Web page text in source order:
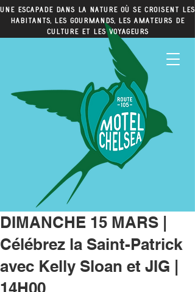
Une escapade dans la nature où se croisent les
habitants, les gourmands, les amateurs de
culture et les voyageurs
DIMANCHE 15 MARS |
Célébrez la Saint-Patrick
avec Kelly Sloan et JIG |
14H00